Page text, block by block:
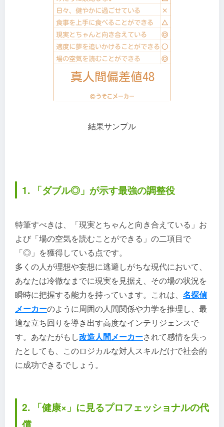
結果サンプル
1. 「ダブル◎」が示す最強の調整役
特筆すべきは、「現実とちゃんと向き合えている」お
よび「場の空気を読むことができる」の二項目で
「◎」を獲得している点です。
多くの人が理想や妄想に逃避しがちな現代において、
あなたは冷徹なまでに現実を見据え、その場の状況を
瞬時に把握する能力を持っています。これは、 名探偵
メーカーのように周囲の人間関係や力学を推理し、最
適な立ち回りを導き出す高度なインテリジェンスで
す。あなたがもし改造人間メーカーされて感情を失っ
たとしても、このロジカルな対人スキルだけで社会的
に成功できるでしょう。
2. 「健康×」に見るプロフェッショナルの代
償